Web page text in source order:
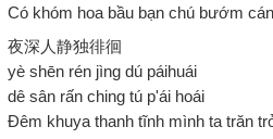
Có khóm hoa bầu bạn chú bướm
夜深人静独徘徊
yè shēn rén jìng dú páihuái
dê sân rấn ching tú p'ái hoái
Đêm khuya thanh tĩnh mình ta trăn